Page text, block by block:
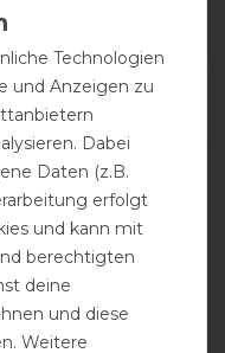
zu
Technologien
und Anzeigen zu
Dabei
Daten (z.B.
erfolgt
und kann mit
berechtigten
deine
und diese
Weitere